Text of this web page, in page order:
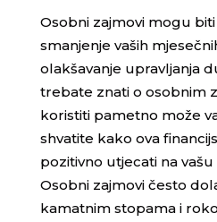
Osobni zajmovi mogu
smanjenje vaših
olakšavanje upravljanja
trebate znati o osobnim
koristiti pametno može
shvatite kako ova
pozitivno utjecati na
Osobni zajmovi često
kamatnim stopama i